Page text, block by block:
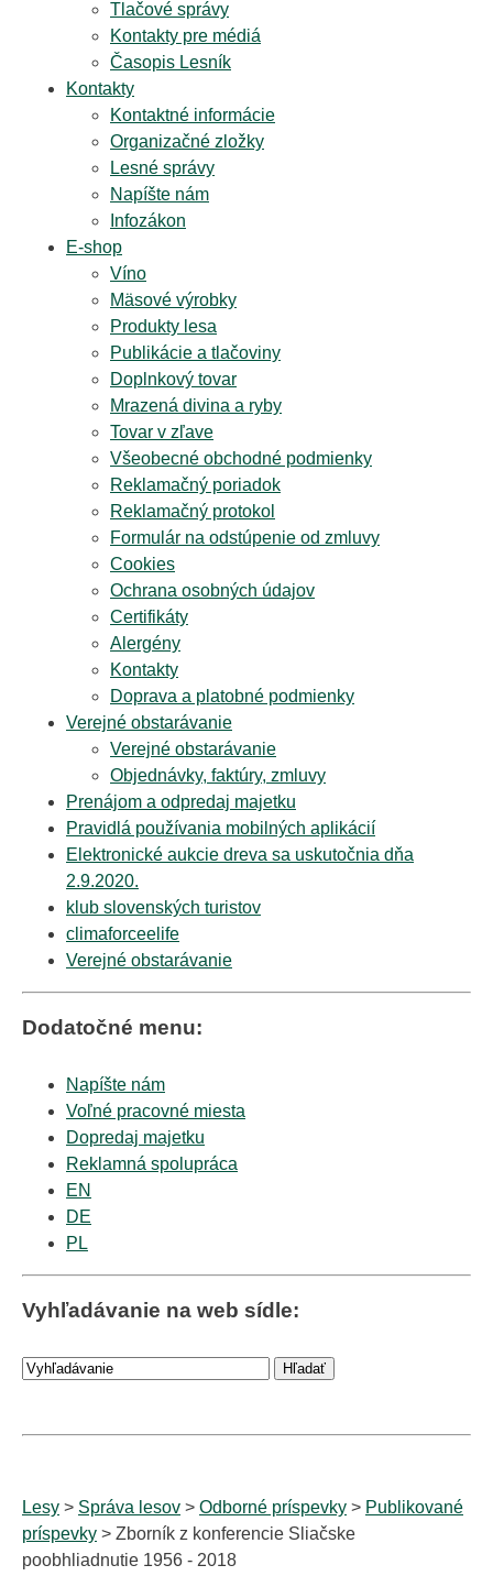
Tlačové správy
Kontakty pre médiá
Časopis Lesník
Kontakty
Kontaktné informácie
Organizačné zložky
Lesné správy
Napíšte nám
Infozákon
E-shop
Víno
Mäsové výrobky
Produkty lesa
Publikácie a tlačoviny
Doplnkový tovar
Mrazená divina a ryby
Tovar v zľave
Všeobecné obchodné podmienky
Reklamačný poriadok
Reklamačný protokol
Formulár na odstúpenie od zmluvy
Cookies
Ochrana osobných údajov
Certifikáty
Alergény
Kontakty
Doprava a platobné podmienky
Verejné obstarávanie
Verejné obstarávanie
Objednávky, faktúry, zmluvy
Prenájom a odpredaj majetku
Pravidlá používania mobilných aplikácií
Elektronické aukcie dreva sa uskutočnia dňa
2.9.2020.
klub slovenských turistov
climaforceelife
Verejné obstarávanie
Dodatočné menu:
Napíšte nám
Voľné pracovné miesta
Dopredaj majetku
Reklamná spolupráca
EN
DE
PL
Vyhľadávanie na web sídle:
Lesy > Správa lesov > Odborné príspevky > Publikované
príspevky > Zborník z konferencie Sliačske
poobhliadnutie 1956 - 2018